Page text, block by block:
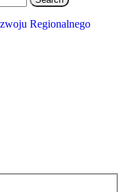
Regionalnego